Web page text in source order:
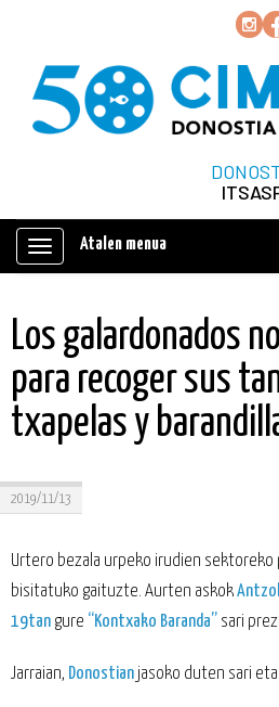
Erakutsi
ezkutatu
nabigazioa
Atalen menua
Los galardonados
para recoger sus
txapelas y
2019/11/13
Urtero bezala urpeko irudien
bisitatuko gaituzte. Aurten askok
19tan gure “Kontxako Baranda” sari
Jarraian, Donostian jasoko duten sari